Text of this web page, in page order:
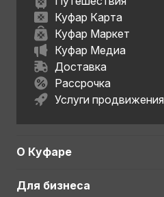
Куфар Карта
Куфар Маркет
Куфар Медиа
Доставка
Рассрочка
Услуги продвижения
О Куфаре
Для бизнеса